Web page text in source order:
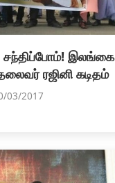
சந்திப்போம்! இலங்கை
ரஜினி கடிதம்
03/2017